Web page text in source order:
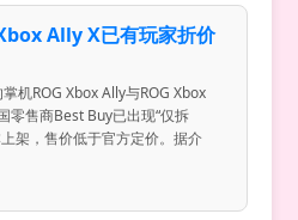
Ally X已有玩家折价
机ROG Xbox Ally与ROG Xbox
零售商Best Buy已出现“仅拆
架，售价低于官方定价。据介